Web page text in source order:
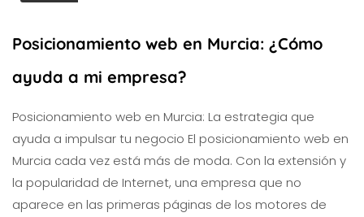
Posicionamiento web en Murcia: ¿Cómo
ayuda a mi empresa?
Posicionamiento web en Murcia: La estrategia que
ayuda a impulsar tu negocio El posicionamiento web en
Murcia cada vez está más de moda. Con la extensión y
la popularidad de Internet, una empresa que no
aparece en las primeras páginas de los motores de